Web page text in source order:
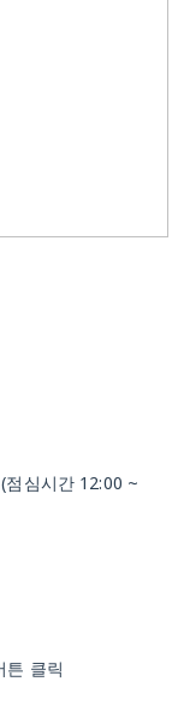
심시간 12:00 ~
튼 클릭